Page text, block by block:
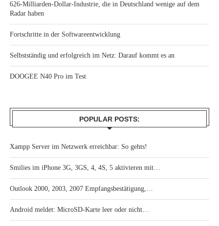
626-Milliarden-Dollar-Industrie, die in Deutschland wenige auf dem
Radar haben
Fortschritte in der Softwareentwicklung
Selbstständig und erfolgreich im Netz: Darauf kommt es an
DOOGEE N40 Pro im Test
POPULAR POSTS:
Xampp Server im Netzwerk erreichbar: So gehts!
Smilies im iPhone 3G, 3GS, 4, 4S, 5 aktivieren mit…
Outlook 2000, 2003, 2007 Empfangsbestätigung,…
Android meldet: MicroSD-Karte leer oder nicht…